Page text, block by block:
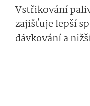
Vstřikování
zajišťuje lepší
dávkování a